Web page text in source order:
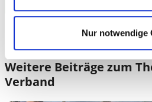
Nur notwendige
Weitere Beiträge zum
Verband